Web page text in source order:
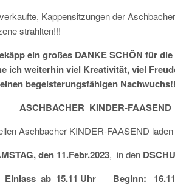
Kappensitzungen der
strahlten!!!
ein großes DANKE SCHÖN
ich weiterhin viel Kreativität, viel
begeisterungsfähigen
ASCHBACHER KINDER-FAASEND
KINDER-FAASEND laden
den 11.Febr.2023, in den
Einlass ab 15.11 Uhr Beginn: